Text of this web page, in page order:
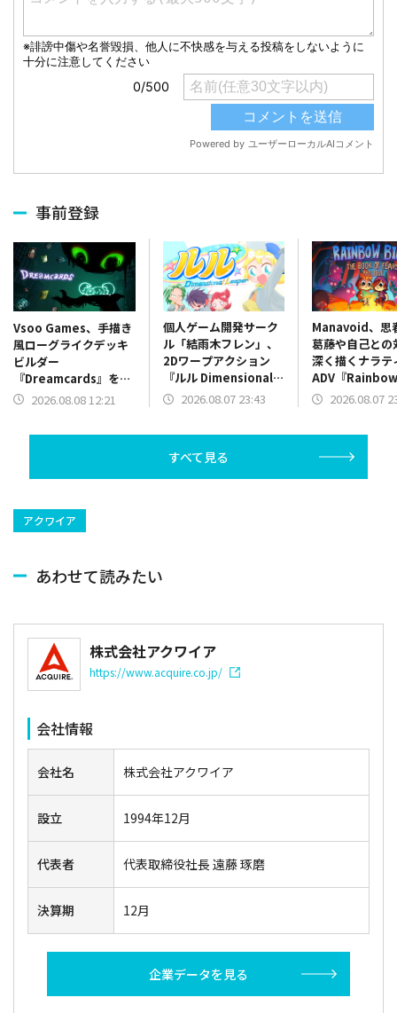
事前登録
Vsoo Games、手描き
風ローグライクデッキ
ビルダー
『Dreamcards』を
Steamにて2026年8月
2026.08.08 12:21
個人ゲーム開発サーク
ル「結雨木フレン」、
2Dワープアクション
『ルル Dimensional
Leaper』体験版をリ
2026.08.07 23:43
Manavoid、思
葛藤や自己との
深く描くナラテ
ADV『
The Book of
2026.08.07
すべて見る
アクワイア
あわせて読みたい
株式会社アクワイア
https://www.acquire.co.jp/
会社情報
会社名 株式会社アクワイア
設立 1994年12月
代表者 代表取締役社長 遠藤 琢磨
決算期 12月
企業データを見る